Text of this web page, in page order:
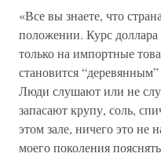
«Все вы знаете, что
положении. Курс доллара
только на импортные
становится
Люди слушают или не
запасают крупу, соль,
этом зале, ничего это
моего поколения